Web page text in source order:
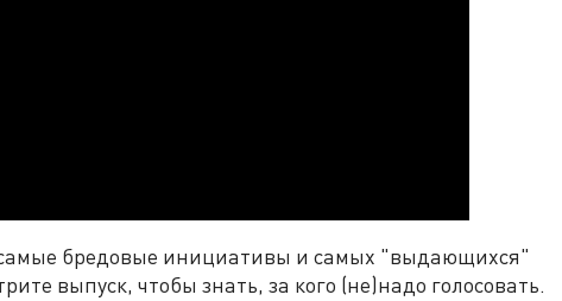
бредовые инициативы и самых "выдающихся"
выпуск, чтобы знать, за кого (не)надо голосовать.